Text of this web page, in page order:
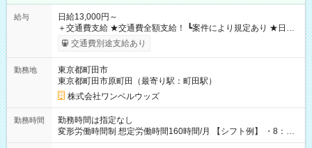
給与
日給13,000円～
＋交通費支給 ★交通費全額支給！ ┗案件により規定あり ★日払
いOK！（規定あり） ┗働いたその日に現金GET♪ お仕事後はコ
ンビニATMから 日払い分を引き落とせます！ 【試用期間】試
交通費別途支給あり
勤務地
東京都町田市
東京都町田市原町田（最寄り駅：町田駅）
株式会社ワンベルウッズ
勤務時間
勤務時間は指定なし
変形労働時間制 想定労働時間160時間/月 【シフト例】 ・8：00
～21：00